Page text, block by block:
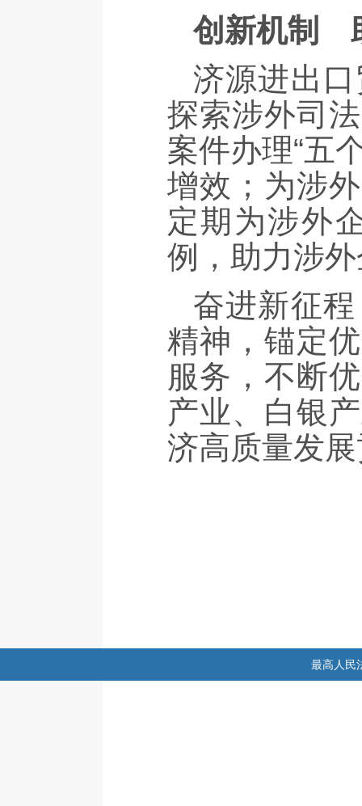
创新机制
济源进出
探索涉外司
案件办理“五
增效；为涉
定期为涉外
例，助力涉
奋进新征
精神，锚定
服务，不断
产业、白银
济高质量发
最高人民